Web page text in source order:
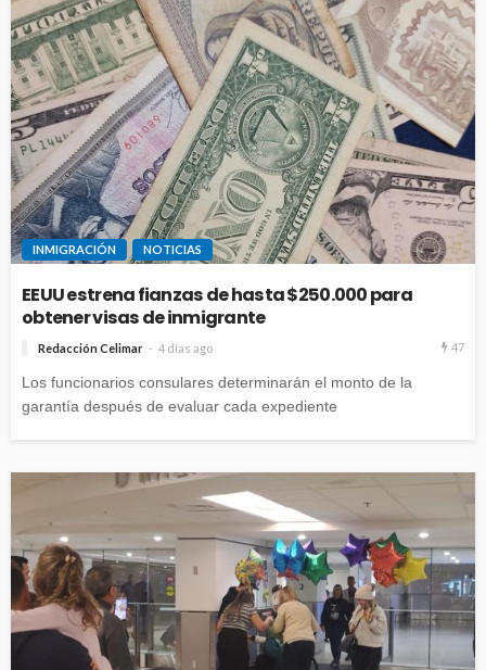
INMIGRACIÓN NOTICIAS
EEUU estrena fianzas de hasta $250.000 para
obtener visas de inmigrante
Redacción Celimar 4 días ago 47
Los funcionarios consulares determinarán el monto de la
garantía después de evaluar cada expediente